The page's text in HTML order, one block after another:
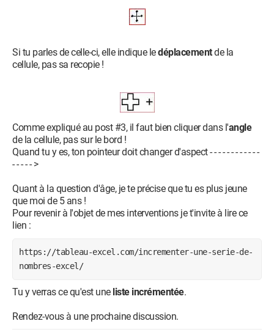
Si tu parles de celle-ci, elle indique ledéplacementde la
cellule, pas sa recopie !
Comme expliqué au post #3, il faut bien cliquer dans l'angle
de la cellule, pas sur le bord !
Quand tu y es, ton pointeur doit changer d'aspect - - - - - - - - - - - -
- - - - - >
Quant à la question d'âge, je te précise que tu es plus jeune
que moi de 5 ans !
Pour revenir à l'objet de mes interventions je t'invite à lire ce
lien :
https://tableau-excel.com/incrementer-une-serie-de-
nombres-excel/
Tu y verras ce qu'est une liste incrémentée.
Rendez-vous à une prochaine discussion.